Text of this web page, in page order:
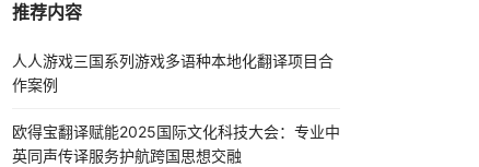
推荐内容
人人游戏三国系列游戏多语种本地化翻译项目合
作案例
欧得宝翻译赋能2025国际文化科技大会：专业中
英同声传译服务护航跨国思想交融